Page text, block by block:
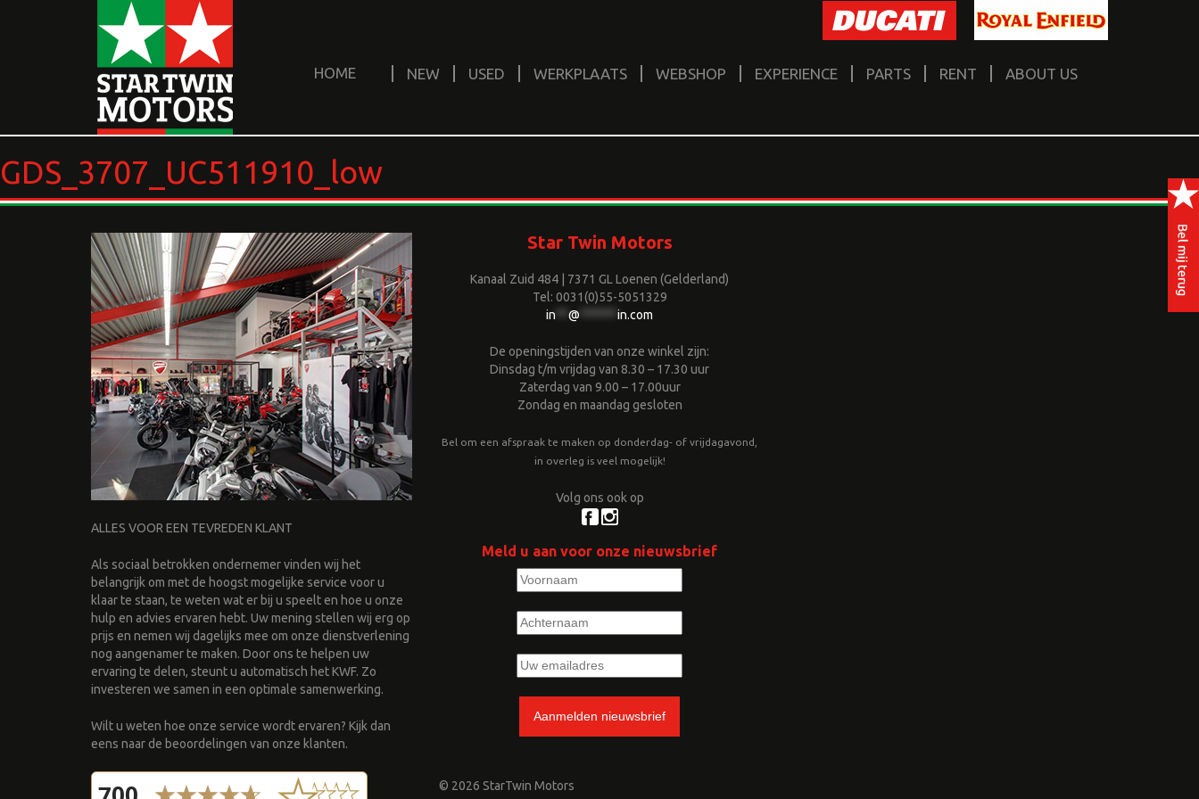
HOME NEW USED WERKPLAATS WEBSHOP EXPERIENCE PARTS RENT ABOUT US
GDS_3707_UC511910_low
ALLES VOOR EEN TEVREDEN KLANT
Als sociaal betrokken ondernemer vinden wij het
belangrijk om met de hoogst mogelijke service voor u
klaar te staan, te weten wat er bij u speelt en hoe u onze
hulp en advies ervaren hebt. Uw mening stellen wij erg op
prijs en nemen wij dagelijks mee om onze dienstverlening
nog aangenamer te maken. Door ons te helpen uw
ervaring te delen, steunt u automatisch het KWF. Zo
investeren we samen in een optimale samenwerking.
Wilt u weten hoe onze service wordt ervaren? Kijk dan
eens naar de beoordelingen van onze klanten.
Star Twin Motors
Kanaal Zuid 484 | 7371 GL Loenen (Gelderland)
Tel: 0031(0)55-5051329
in
@ in.com
De openingstijden van onze winkel zijn:
Dinsdag t/m vrijdag van 8.30 – 17.30 uur
Zaterdag van 9.00 – 17.00uur
Zondag en maandag gesloten
Bel om een afspraak te maken op donderdag- of vrijdagavond,
in overleg is veel mogelijk!
Volg ons ook op
Meld u aan voor onze nieuwsbrief
© 2026 StarTwin Motors